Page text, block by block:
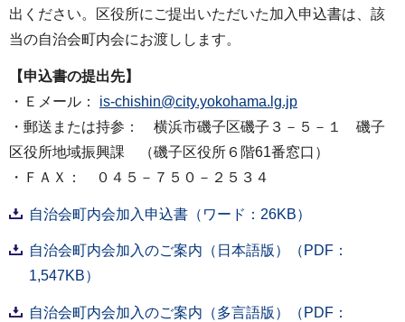
出ください。区役所にご提出いただいた加入申込書は、該
当の自治会町内会にお渡しします。
【申込書の提出先】
・Ｅメール： is-chishin@city.yokohama.lg.jp
・郵送または持参： 横浜市磯子区磯子３－５－１ 磯子
区役所地域振興課 （磯子区役所６階61番窓口）
・ＦＡＸ： ０４５－７５０－２５３４
自治会町内会加入申込書（ワード：26KB）
自治会町内会加入のご案内（日本語版）（PDF：
1,547KB）
自治会町内会加入のご案内（多言語版）（PDF：